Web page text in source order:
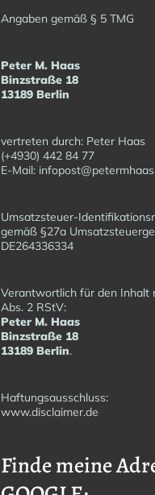
Angaben gemäß § 5 TMG
Peter M. Haas
Binzstraße 18
13189 Berlin
vertreten durch: Peter Haas
(+4930) 442 84 77
E-Mail:
Umsatzsteuer-
gemäß §27a
DE264336334
Verantwortlich für den Inhalt
Abs. 2 RStV:
Peter M. Haas
Binzstraße 18
13189 Berlin.
Haftungsausschluss:
www.disclaimer.de
Finde meine